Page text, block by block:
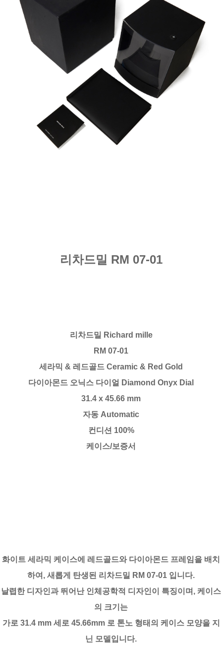
리차드밀 RM 07-01
리차드밀 Richard mille
RM 07-01
세라믹 & 레드골드 Ceramic & Red Gold
다이아몬드 오닉스 다이얼 Diamond Onyx Dial
31.4 x 45.66 mm
자동 Automatic
컨디션 100%
케이스/보증서
화이트 세라믹 케이스에 레드골드와 다이아몬드 프레임을 배치
하여, 새롭게 탄생된 리차드밀 RM 07-01 입니다.
날렵한 디자인과 뛰어난 인체공학적 디자인이 특징이며, 케이스
의 크기는
가로 31.4 mm 세로 45.66mm 로 톤노 형태의 케이스 모양을 지
닌 모델입니다.